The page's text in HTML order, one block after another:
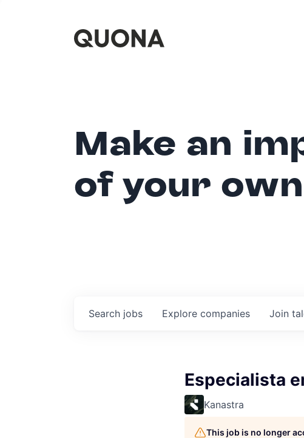
Make an
of your
Search jobs Explore companies Join
Especialista
Kanastra
This job is no longer